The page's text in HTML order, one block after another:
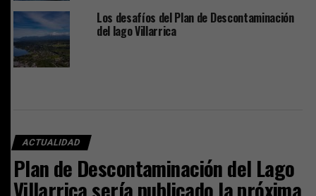
Los desafíos del Plan de Descontaminación
del lago Villarrica
ACTUALIDAD
Plan de Descontaminación del Lago
Villarrica sería publicado la próxima